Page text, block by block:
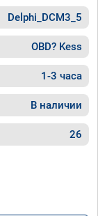
Delphi_DCM3_5
OBD? Kess
1-3 часа
В наличии
26